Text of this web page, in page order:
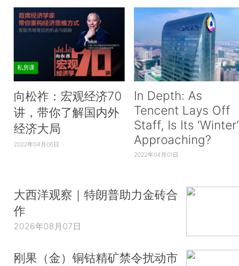
私房课
向松祚：宏观经济70
讲，带你了解国内外
经济大局
2022年04月06日
In Depth: As
Tencent Lays Off
Staff, Is Its ‘Winter’
Approaching?
2022年04月01日
大西洋观察｜特朗普助力金砖合
作
2026年08月07日
刚果（金）铜钴精矿禁令扰动市